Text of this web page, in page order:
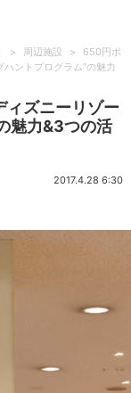
> 周辺施設 >
650円ポ
ントプログラム”の魅力
ズニーリゾー
魅力&3つの活
2017.4.28 6:30